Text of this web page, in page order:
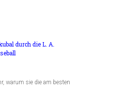
durch die L. A.
warum sie die am besten